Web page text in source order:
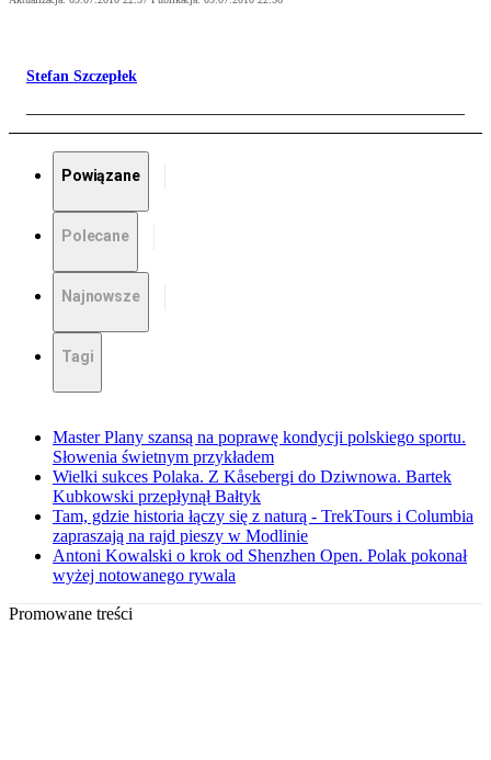
Stefan Szczepłek
Powiązane
Polecane
Najnowsze
Tagi
Master Plany szansą na poprawę kondycji polskiego sportu.
Słowenia świetnym przykładem
Wielki sukces Polaka. Z Kåsebergi do Dziwnowa. Bartek
Kubkowski przepłynął Bałtyk
Tam, gdzie historia łączy się z naturą - TrekTours i Columbia
zapraszają na rajd pieszy w Modlinie
Antoni Kowalski o krok od Shenzhen Open. Polak pokonał
wyżej notowanego rywala
Promowane treści